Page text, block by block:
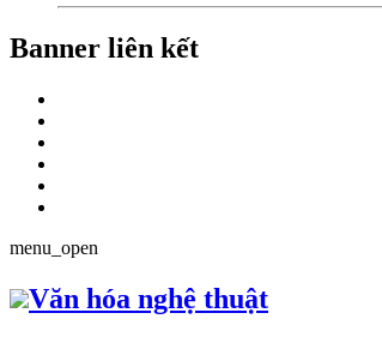
Banner liên kết
menu_open
Văn hóa nghệ thuật